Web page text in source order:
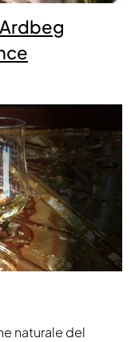
naturale del